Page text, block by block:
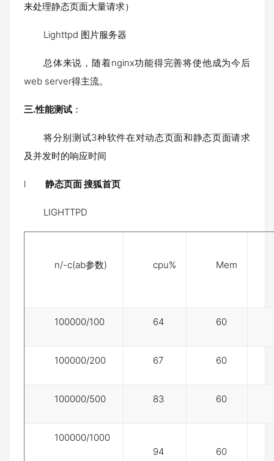
来处理静态页面大量请求）
Lighttpd 图片服务器
总体来说，随着nginx功能得完善将使他成为今后
web server得主流。
三.性能测试 ：
将分别测试3种软件在对动态页面和静态页面请求
及并发时的响应时间
l 静态页面 搜狐首页
LIGHTTPD
n/-c(ab参数) cpu% Mem
100000/100 64 60
100000/200 67 60
100000/500 83 60
100000/1000
94 60